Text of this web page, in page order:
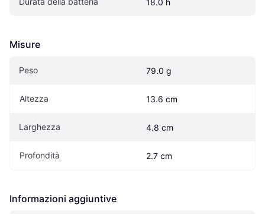
18.0 h
Misure
Peso 79.0 g
Altezza 13.6 cm
Larghezza 4.8 cm
Profondità 2.7 cm
Informazioni aggiuntive